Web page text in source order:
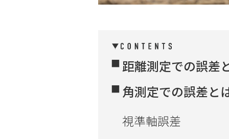
距離測定での誤差
角測定での誤差と
視準軸誤差